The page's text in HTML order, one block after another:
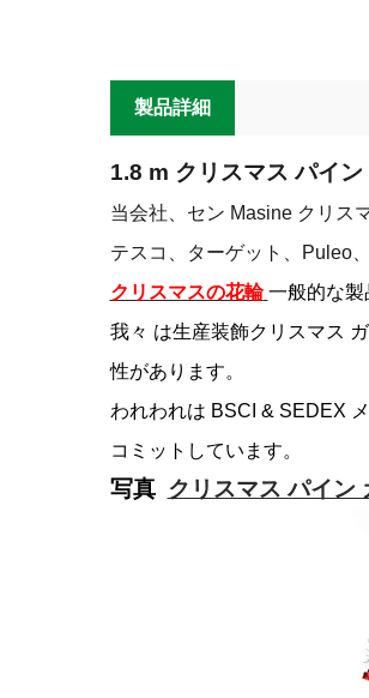
製品詳細
1.8 m クリスマス パイ
当会社、セン Masine クリス
テスコ、ターゲット、Puleo
クリスマスの花輪 一般的な製
我々 は生産装飾クリスマス
性があります。
われわれは BSCI & SEDEX
コミットしています。
写真 クリスマス パイン